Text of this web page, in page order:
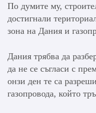
По думите му,
достигнали
зона на Дания и
Дания трябва да
да не се съгласи с
онзи ден те са
газопровода, който